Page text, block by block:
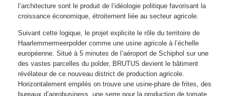
l’architecture sont le produit de l’idéologie politique favorisant la
croissance économique, étroitement liée au secteur agricole.
Suivant cette logique, le projet explicite le rôle du territoire de
Haarlemmermeerpolder comme une usine agricole à l’échelle
européenne. Situé à 5 minutes de l’aéroport de Schiphol sur une
des vastes parcelles du polder, BRUTUS devient le bâtiment
révélateur de ce nouveau district de production agricole.
Horizontalement empilés on trouve une usine-phare de frites, des
bureaux d’agrobusiness, une serre pour la production de tomate,